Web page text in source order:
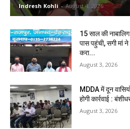
Indresh Kohli - August 4, 2026
15 साल की
पास पहुंची, सगी मां
करा...
August 3, 2026
MDDA में दून
होगी कार्रवाई :
August 3, 2026